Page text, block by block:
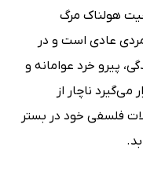
هولناک مرگ
عادی ا‌ست و در
پیرو خرد عوامانه و
ناچار از
فلسفی خود در بستر